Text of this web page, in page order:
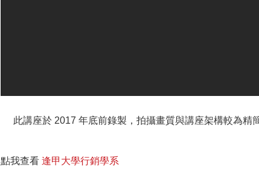
此講座於 2017 年底前錄製，拍攝畫質與講座架構較為精
點我查看 逢甲大學行銷學系